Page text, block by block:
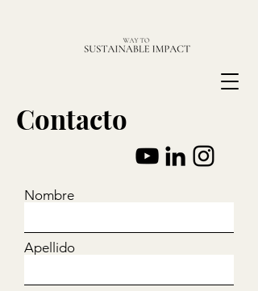
Contacto
Nombre
Apellido